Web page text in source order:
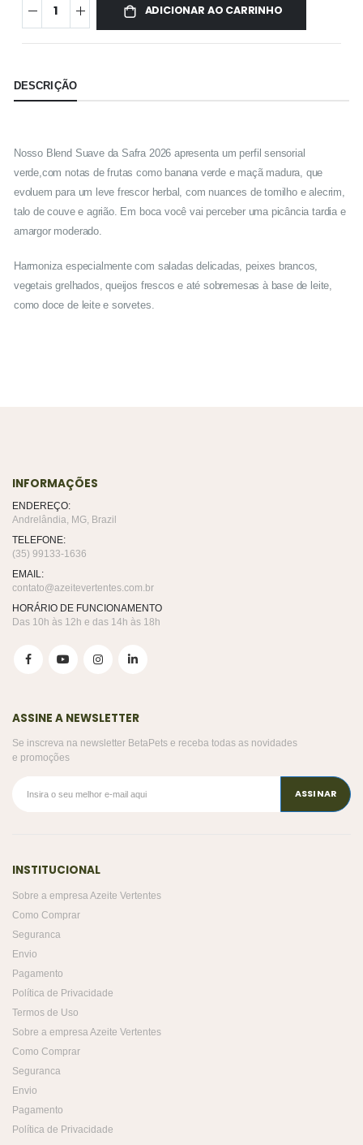
ADICIONAR AO CARRINHO
DESCRIÇÃO
Nosso Blend Suave da Safra 2026 apresenta um perfil sensorial
verde,com notas de frutas como banana verde e maçã madura, que
evoluem para um leve frescor herbal, com nuances de tomilho e alecrim,
talo de couve e agrião. Em boca você vai perceber uma picância tardia e
amargor moderado.
Harmoniza especialmente com saladas delicadas, peixes brancos,
vegetais grelhados, queijos frescos e até sobremesas à base de leite,
como doce de leite e sorvetes.
INFORMAÇÕES
ENDEREÇO:
Andrelândia, MG, Brazil
TELEFONE:
(35) 99133-1636
EMAIL:
contato@azeitevertentes.com.br
HORÁRIO DE FUNCIONAMENTO
Das 10h às 12h e das 14h às 18h
ASSINE A NEWSLETTER
Se inscreva na newsletter BetaPets e receba todas as novidades
e promoções
INSTITUCIONAL
Sobre a empresa Azeite Vertentes
Como Comprar
Seguranca
Envio
Pagamento
Política de Privacidade
Termos de Uso
Sobre a empresa Azeite Vertentes
Como Comprar
Seguranca
Envio
Pagamento
Política de Privacidade